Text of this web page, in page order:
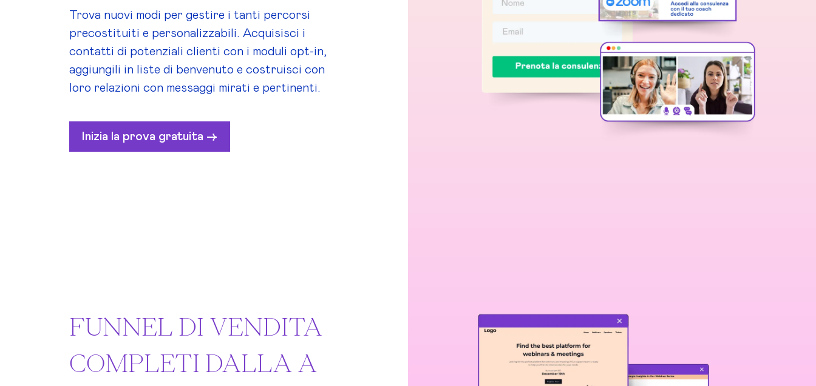
Trova nuovi modi per gestire i tanti percorsi
precostituiti e personalizzabili. Acquisisci i
contatti di potenziali clienti con i moduli opt-in,
aggiungili in liste di benvenuto e costruisci con
loro relazioni con messaggi mirati e pertinenti.
Inizia la prova gratuita ->
FUNNEL DI VENDITA
COMPLETI DALLA A